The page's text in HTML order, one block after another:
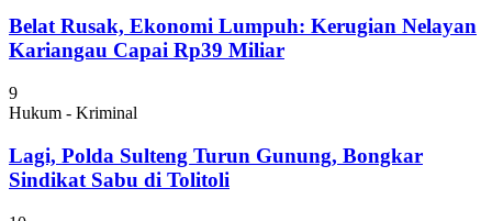
Belat Rusak, Ekonomi Lumpuh: Kerugian Nelayan
Kariangau Capai Rp39 Miliar
9
Hukum - Kriminal
Lagi, Polda Sulteng Turun Gunung, Bongkar
Sindikat Sabu di Tolitoli